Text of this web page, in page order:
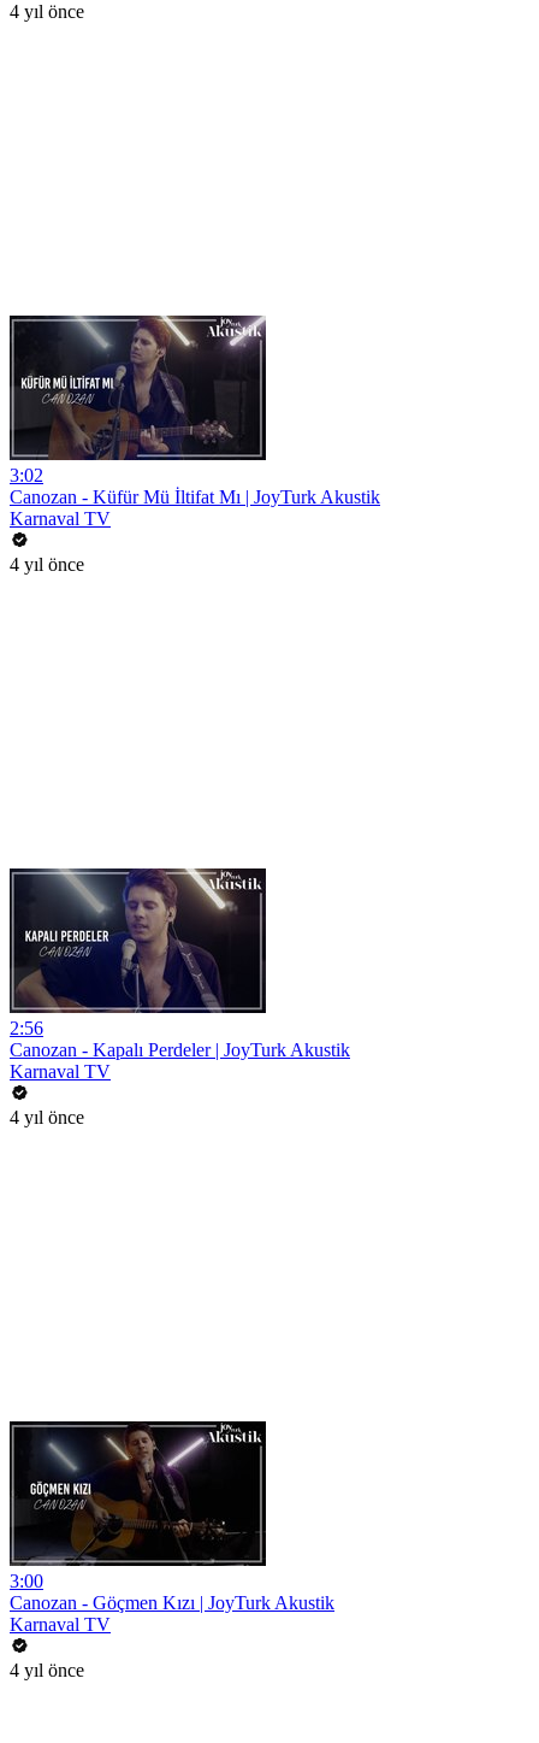
4 yıl önce
3:02
Canozan - Küfür Mü İltifat Mı | JoyTurk Akustik
Karnaval TV
4 yıl önce
2:56
Canozan - Kapalı Perdeler | JoyTurk Akustik
Karnaval TV
4 yıl önce
3:00
Canozan - Göçmen Kızı | JoyTurk Akustik
Karnaval TV
4 yıl önce